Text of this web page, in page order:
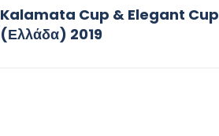
Kalamata Cup & Elegant Cup
(Ελλάδα) 2019